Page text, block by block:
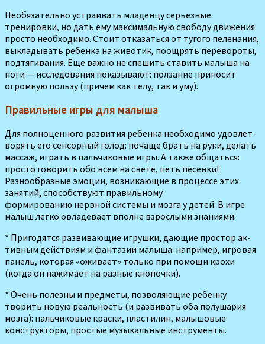
Необязательно устраивать мла­денцу серьезные
тренировки, но дать ему максимальную сво­боду движения
просто необ­ходимо. Стоит отказаться от тугого пеленания,
выкладывать ребенка на животик, поощрять перевороты,
подтягивания. Еще важно не спешить ставить малыша на
ноги — исследо­вания показывают: ползание приносит
огромную пользу (причем как телу, так и уму).
Правильные игры для малыша
Для полноценного развития ребенка необходимо удовлет­
ворять его сенсорный голод: почаще брать на руки, делать
массаж, играть в пальчиковые игры. А также общаться:
просто говорить обо всем на свете, петь песенки!
Разнообразные эмо­ции, возникающие в процессе этих
занятий, способствуют правильному
формированию нервной системы и мозга у детей. В игре
малыш легко овладевает вполне взрослыми знаниями.
* Пригодятся развивающие игрушки, дающие простор ак­
тивным действиям и фантазии малыша: например, игровая
па­нель, которая «оживает» только при помощи крохи
(когда он нажимает на разные кнопочки).
* Очень полезны и предметы, позволяющие ребенку
творить новую реальность (и развивать оба полушария
мозга): пальчи­ковые краски, пластилин, малы­шовые
конструкторы, простые музыкальные инструменты.